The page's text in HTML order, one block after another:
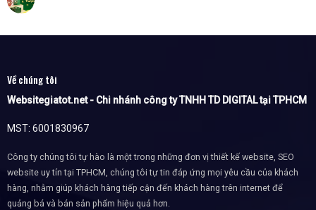
Về chúng tôi
Websitegiatot.net - Chi nhánh công ty TNHH TD DIGITAL tại TPHCM
MST: 6001830967
Công ty chúng tôi tự hào là một trong những đơn vị thiết kế website, SEO
website uy tín tại TPHCM, chúng tôi tự tin đáp ứng mọi yêu cầu của khách
hàng, nhằm giúp khách hàng tiếp cận đến khách hàng trên internet để
quảng bá và bán sản phẩm hiệu quả hơn.